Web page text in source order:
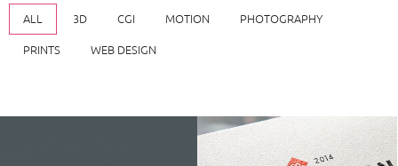
ALL 3D CGI MOTION PHOTOGRAPHY
PRINTS WEB DESIGN